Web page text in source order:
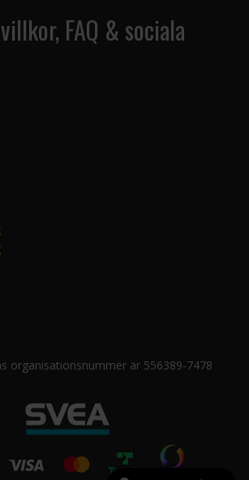
FAQ & sociala
organisationsnummer är 556389-7478